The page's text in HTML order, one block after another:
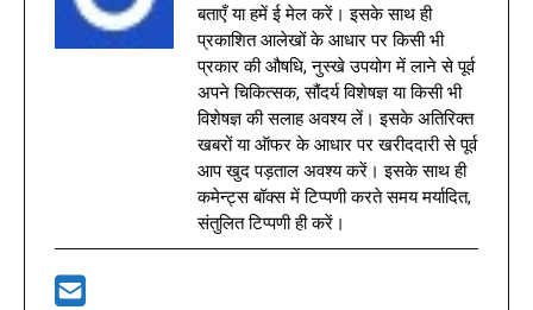
बताएँ या हमें ई मेल करें। इसके साथ ही
प्रकाशित आलेखों के आधार पर किसी भी
प्रकार की औषधि, नुस्खे उपयोग में लाने से पूर्व
अपने चिकित्सक, सौंदर्य विशेषज्ञ या किसी भी
विशेषज्ञ की सलाह अवश्य लें। इसके अतिरिक्त
खबरों या ऑफर के आधार पर खरीददारी से पूर्व
आप खुद पड़ताल अवश्य करें। इसके साथ ही
कमेन्ट्स बॉक्स में टिप्पणी करते समय मर्यादित,
संतुलित टिप्पणी ही करें।